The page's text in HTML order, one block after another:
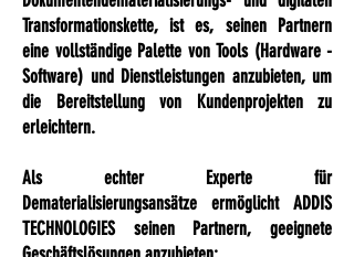
Transformationskette, ist es, seinen Partnern
eine vollständige Palette von Tools (Hardware -
Software) und Dienstleistungen anzubieten, um
die Bereitstellung von Kundenprojekten zu
erleichtern.
Als echter Experte für
Dematerialisierungsansätze ermöglicht ADDIS
TECHNOLOGIES seinen Partnern, geeignete